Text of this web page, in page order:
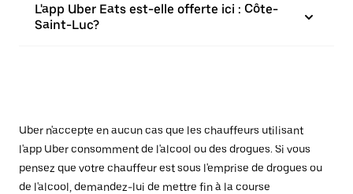
L'app Uber Eats est-elle offerte ici : Côte-
Saint-Luc?
Uber n'accepte en aucun cas que les chauffeurs utilisant
l'app Uber consomment de l'alcool ou des drogues. Si vous
pensez que votre chauffeur est sous l'emprise de drogues ou
de l'alcool, demandez-lui de mettre fin à la course